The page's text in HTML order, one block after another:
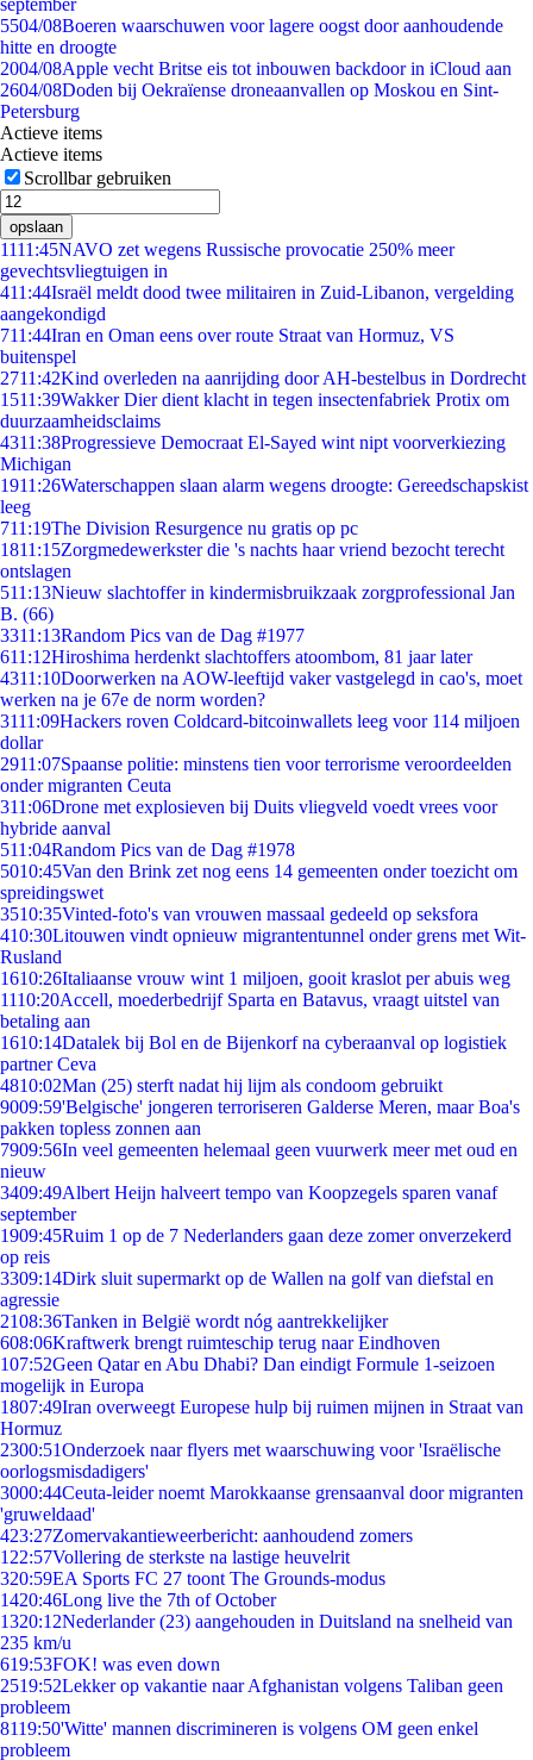
september
5504/08Boeren waarschuwen voor lagere oogst door aanhoudende
hitte en droogte
2004/08Apple vecht Britse eis tot inbouwen backdoor in iCloud aan
2604/08Doden bij Oekraïense droneaanvallen op Moskou en Sint-
Petersburg
Actieve items
Actieve items
Scrollbar gebruiken
opslaan
1111:45NAVO zet wegens Russische provocatie 250% meer
gevechtsvliegtuigen in
411:44Israël meldt dood twee militairen in Zuid-Libanon, vergelding
aangekondigd
711:44Iran en Oman eens over route Straat van Hormuz, VS
buitenspel
2711:42Kind overleden na aanrijding door AH-bestelbus in Dordrecht
1511:39Wakker Dier dient klacht in tegen insectenfabriek Protix om
duurzaamheidsclaims
4311:38Progressieve Democraat El-Sayed wint nipt voorverkiezing
Michigan
1911:26Waterschappen slaan alarm wegens droogte: Gereedschapskist
leeg
711:19The Division Resurgence nu gratis op pc
1811:15Zorgmedewerkster die 's nachts haar vriend bezocht terecht
ontslagen
511:13Nieuw slachtoffer in kindermisbruikzaak zorgprofessional Jan
B. (66)
3311:13Random Pics van de Dag #1977
611:12Hiroshima herdenkt slachtoffers atoombom, 81 jaar later
4311:10Doorwerken na AOW-leeftijd vaker vastgelegd in cao's, moet
werken na je 67e de norm worden?
3111:09Hackers roven Coldcard-bitcoinwallets leeg voor 114 miljoen
dollar
2911:07Spaanse politie: minstens tien voor terrorisme veroordeelden
onder migranten Ceuta
311:06Drone met explosieven bij Duits vliegveld voedt vrees voor
hybride aanval
511:04Random Pics van de Dag #1978
5010:45Van den Brink zet nog eens 14 gemeenten onder toezicht om
spreidingswet
3510:35Vinted-foto's van vrouwen massaal gedeeld op seksfora
410:30Litouwen vindt opnieuw migrantentunnel onder grens met Wit-
Rusland
1610:26Italiaanse vrouw wint 1 miljoen, gooit kraslot per abuis weg
1110:20Accell, moederbedrijf Sparta en Batavus, vraagt uitstel van
betaling aan
1610:14Datalek bij Bol en de Bijenkorf na cyberaanval op logistiek
partner Ceva
4810:02Man (25) sterft nadat hij lijm als condoom gebruikt
9009:59'Belgische' jongeren terroriseren Galderse Meren, maar Boa's
pakken topless zonnen aan
7909:56In veel gemeenten helemaal geen vuurwerk meer met oud en
nieuw
3409:49Albert Heijn halveert tempo van Koopzegels sparen vanaf
september
1909:45Ruim 1 op de 7 Nederlanders gaan deze zomer onverzekerd
op reis
3309:14Dirk sluit supermarkt op de Wallen na golf van diefstal en
agressie
2108:36Tanken in België wordt nóg aantrekkelijker
608:06Kraftwerk brengt ruimteschip terug naar Eindhoven
107:52Geen Qatar en Abu Dhabi? Dan eindigt Formule 1-seizoen
mogelijk in Europa
1807:49Iran overweegt Europese hulp bij ruimen mijnen in Straat van
Hormuz
2300:51Onderzoek naar flyers met waarschuwing voor 'Israëlische
oorlogsmisdadigers'
3000:44Ceuta-leider noemt Marokkaanse grensaanval door migranten
'gruweldaad'
423:27Zomervakantieweerbericht: aanhoudend zomers
1 22:57Vollering de sterkste na lastige heuvelrit
320:59EA Sports FC 27 toont The Grounds-modus
1420:46Long live the 7th of October
1320:12Nederlander (23) aangehouden in Duitsland na snelheid van
235 km/u
619:53FOK! was even down
2519:52Lekker op vakantie naar Afghanistan volgens Taliban geen
probleem
8119:50'Witte' mannen discrimineren is volgens OM geen enkel
probleem